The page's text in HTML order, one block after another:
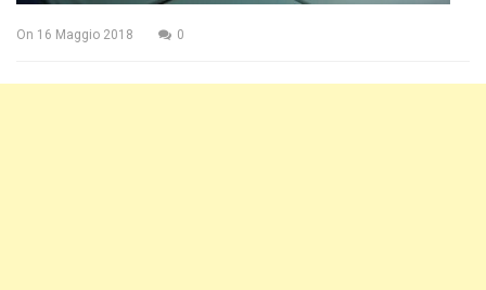
On 16 Maggio 2018 0